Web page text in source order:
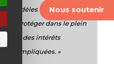
Nous soutenir
modèles de mise en
de protéger dans le plein
et des intérêts
impliquées. »